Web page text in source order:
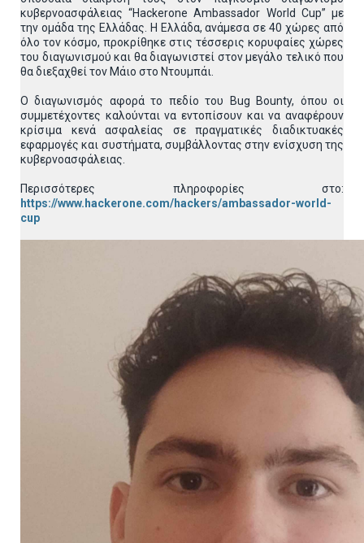
κυβερνοασφάλειας “Hackerone Ambassador World Cup” με
την ομάδα της Ελλάδας. Η Ελλάδα, ανάμεσα σε 40 χώρες από
όλο τον κόσμο, προκρίθηκε στις τέσσερις κορυφαίες χώρες
του διαγωνισμού και θα διαγωνιστεί στον μεγάλο τελικό που
θα διεξαχθεί τον Μάιο στο Ντουμπάι.
Ο διαγωνισμός αφορά το πεδίο του Bug Bounty, όπου οι
συμμετέχοντες καλούνται να εντοπίσουν και να αναφέρουν
κρίσιμα κενά ασφαλείας σε πραγματικές διαδικτυακές
εφαρμογές και συστήματα, συμβάλλοντας στην ενίσχυση της
κυβερνοασφάλειας.
Περισσότερες πληροφορίες στο:
https://www.hackerone.com/hackers/ambassador-world-
cup